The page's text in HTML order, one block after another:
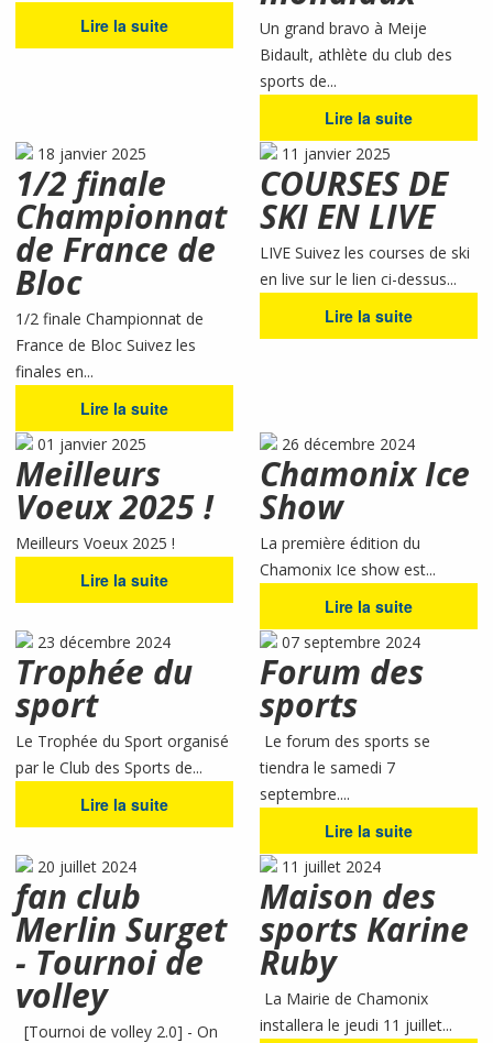
Lire la suite
Un grand bravo à Meije
Bidault, athlète du club des
sports de...
Lire la suite
18 janvier 2025
1/2 finale
Championnat
de France de
Bloc
1/2 finale Championnat de
France de Bloc Suivez les
finales en...
Lire la suite
11 janvier 2025
COURSES DE
SKI EN LIVE
LIVE Suivez les courses de ski
en live sur le lien ci-dessus...
Lire la suite
01 janvier 2025
Meilleurs
Voeux 2025 !
Meilleurs Voeux 2025 !
Lire la suite
26 décembre 2024
Chamonix Ice
Show
La première édition du
Chamonix Ice show est...
Lire la suite
23 décembre 2024
Trophée du
sport
Le Trophée du Sport organisé
par le Club des Sports de...
Lire la suite
07 septembre 2024
Forum des
sports
Le forum des sports se
tiendra le samedi 7
septembre....
Lire la suite
20 juillet 2024
fan club
Merlin Surget
- Tournoi de
volley
[Tournoi de volley 2.0] - On
11 juillet 2024
Maison des
sports Karine
Ruby
La Mairie de Chamonix
installera le jeudi 11 juillet...